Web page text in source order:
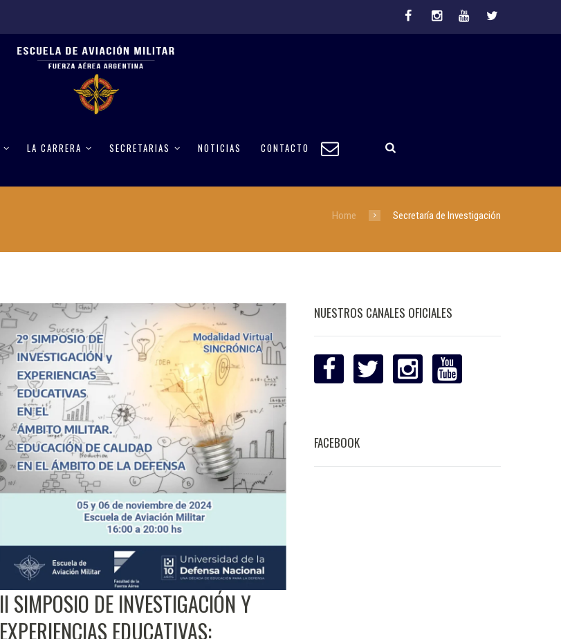
LA CARRERA SECRETARIAS NOTICIAS CONTACTO
Home Secretaría de Investigación
II SIMPOSIO DE INVESTIGACIÓN Y
EXPERIENCIAS EDUCATIVAS:
NUESTROS CANALES OFICIALES
FACEBOOK